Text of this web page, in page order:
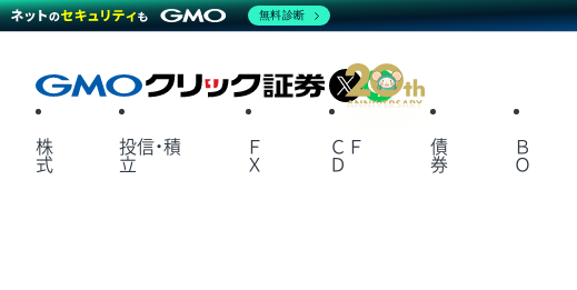
X
株
式
投信・積
立
Ｆ
Ｘ
ＣＦ
Ｄ
債
券
Ｂ
Ｏ
無料診断